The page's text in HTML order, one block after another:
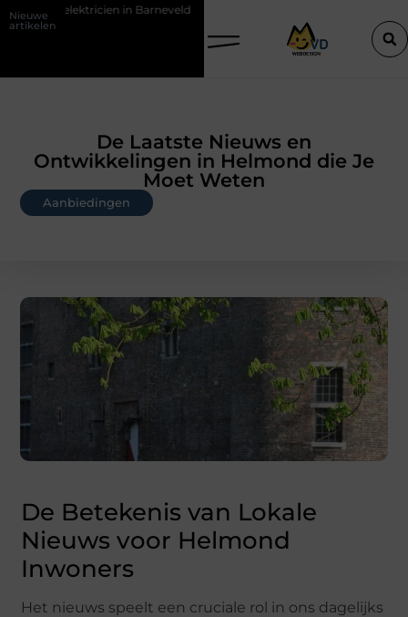
Nieuwe
artikelen
De Perfecte Gids voor Vloerbedekking in Purmerend
De Laatste Nieuws en
Ontwikkelingen in Helmond die Je
Moet Weten
Aanbiedingen
De Betekenis van Lokale
Nieuws voor Helmond
Inwoners
Het nieuws speelt een cruciale rol in ons dagelijks